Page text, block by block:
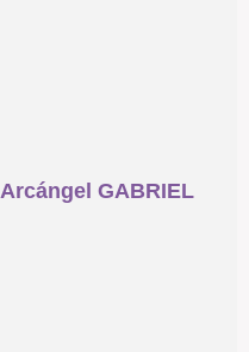
Arcángel GABRIEL